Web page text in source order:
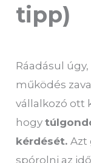
tipp)
Ráadásul
működés
vállalkozó ott
hogy
kérdését.Azt
spórolni az